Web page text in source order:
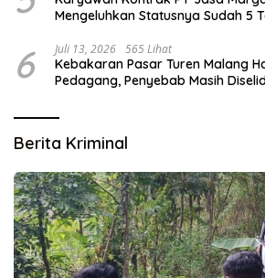
Mengeluhkan Statusnya Sudah 5
6 Juli 13, 2026 565 Lihat
Kebakaran Pasar Turen Malang
Pedagang, Penyebab Masih
Berita Kriminal